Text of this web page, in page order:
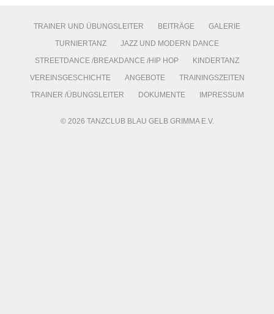
TRAINER UND ÜBUNGSLEITER BEITRÄGE
GALERIE
TURNIERTANZ
JAZZ UND MODERN DANCE
STREETDANCE /BREAKDANCE /HIP HOP
KINDERTANZ
VEREINSGESCHICHTE
ANGEBOTE
TRAININGSZEITEN
TRAINER /ÜBUNGSLEITER
DOKUMENTE IMPRESSUM
© 2026 TANZCLUB BLAU GELB GRIMMA E.V.